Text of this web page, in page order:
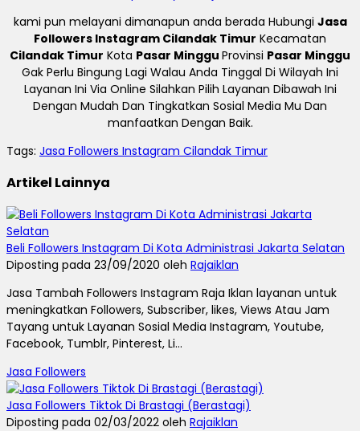
kami pun melayani dimanapun anda berada Hubungi Jasa
Followers Instagram Cilandak Timur Kecamatan
Cilandak Timur Kota Pasar Minggu Provinsi Pasar Minggu
Gak Perlu Bingung Lagi Walau Anda Tinggal Di Wilayah Ini
Layanan Ini Via Online Silahkan Pilih Layanan Dibawah Ini
Dengan Mudah Dan Tingkatkan Sosial Media Mu Dan
manfaatkan Dengan Baik.
Tags: Jasa Followers Instagram Cilandak Timur
Artikel Lainnya
Beli Followers Instagram Di Kota Administrasi Jakarta Selatan
Diposting pada 23/09/2020 oleh Rajaiklan
Jasa Tambah Followers Instagram Raja Iklan layanan untuk
meningkatkan Followers, Subscriber, likes, Views Atau Jam
Tayang untuk Layanan Sosial Media Instagram, Youtube,
Facebook, Tumblr, Pinterest, Li...
Jasa Followers
Jasa Followers Tiktok Di Brastagi (Berastagi)
Diposting pada 02/03/2022 oleh Rajaiklan